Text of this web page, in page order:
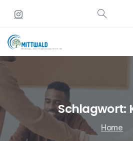
Schlagwort:
Home